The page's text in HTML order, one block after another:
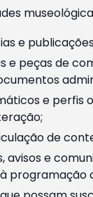
e
e peças de
e perfis
de
e